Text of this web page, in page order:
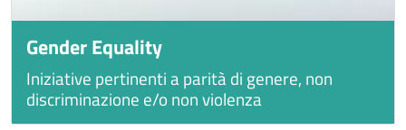
Gender Equality
Iniziative pertinenti a parità di genere, non
discriminazione e/o non violenza